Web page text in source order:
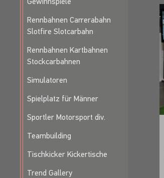
Rennbahnen Carrerabahn
Slotfire Slotcarbahn
Rennbahnen Kartbahnen
Stockcarbahnen
Simulatoren
Spielplatz für Männer
Sportler Motorsport div.
Teambuilding
Tischkicker Kickertische
Trend Gallery